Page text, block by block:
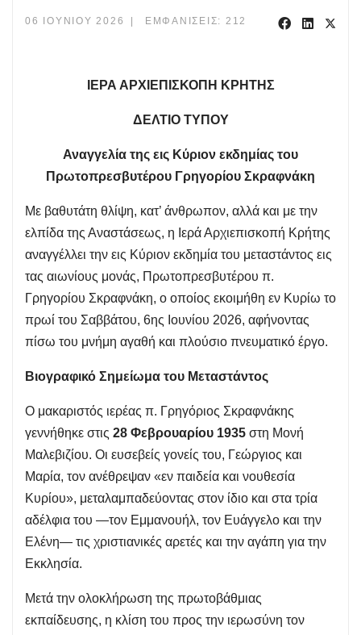
06 ΙΟΥΝΊΟΥ 2026 ΕΜΦΑΝΊΣΕΙΣ: 212
ΙΕΡΑ ΑΡΧΙΕΠΙΣΚΟΠΗ ΚΡΗΤΗΣ
ΔΕΛΤΙΟ ΤΥΠΟΥ
Αναγγελία της εις Κύριον εκδημίας του
Πρωτοπρεσβυτέρου Γρηγορίου Σκραφνάκη
Με βαθυτάτη θλίψη, κατ’ άνθρωπον, αλλά και με την
ελπίδα της Αναστάσεως, η Ιερά Αρχιεπισκοπή Κρήτης
αναγγέλλει την εις Κύριον εκδημία του μεταστάντος εις
τας αιωνίους μονάς, Πρωτοπρεσβυτέρου π.
Γρηγορίου Σκραφνάκη, ο οποίος εκοιμήθη εν Κυρίω το
πρωί του Σαββάτου, 6ης Ιουνίου 2026, αφήνοντας
πίσω του μνήμη αγαθή και πλούσιο πνευματικό έργο.
Βιογραφικό Σημείωμα του Μεταστάντος
Ο μακαριστός ιερέας π. Γρηγόριος Σκραφνάκης
γεννήθηκε στις 28 Φεβρουαρίου 1935 στη Μονή
Μαλεβιζίου. Οι ευσεβείς γονείς του, Γεώργιος και
Μαρία, τον ανέθρεψαν «εν παιδεία και νουθεσία
Κυρίου», μεταλαμπαδεύοντας στον ίδιο και στα τρία
αδέλφια του —τον Εμμανουήλ, τον Ευάγγελο και την
Ελένη— τις χριστιανικές αρετές και την αγάπη για την
Εκκλησία.
Μετά την ολοκλήρωση της πρωτοβάθμιας
εκπαίδευσης, η κλίση του προς την ιερωσύνη τον